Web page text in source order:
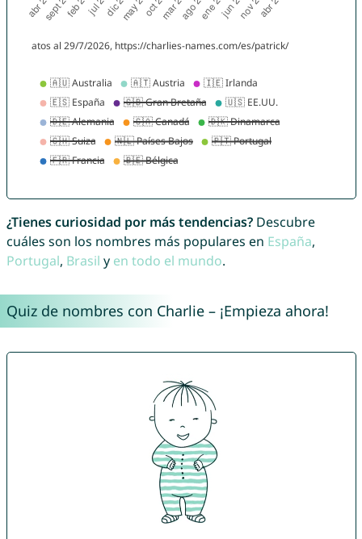
¿Tienes curiosidad por más tendencias?Descubre
cuáles son los nombres más populares en España,
Portugal, Brasil y en todo el mundo.
Quiz de nombres con Charlie – ¡Empieza ahora!